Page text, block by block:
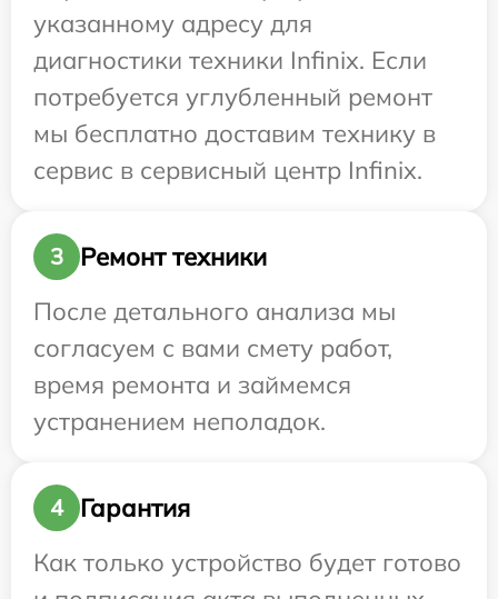
указанному адресу для
диагностики техники Infinix. Если
потребуется углубленный ремонт
мы бесплатно доставим технику в
сервис в сервисный центр Infinix.
3
Ремонт техники
После детального анализа мы
согласуем с вами смету работ,
время ремонта и займемся
устранением неполадок.
4
Гарантия
Как только устройство будет готово